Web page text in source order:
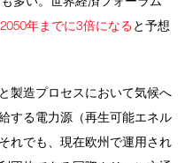
2050年までに3倍になると予想
製造プロセスにおいて気候へ
する電力源（再生可能エネル
れでも、現在欧州で運用され